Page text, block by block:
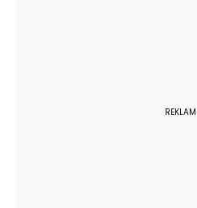
REKLAM